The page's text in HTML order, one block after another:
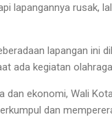
lapangannya rusak,
lapangan ini
ada kegiatan olahraga.
dan ekonomi, Wali
dan